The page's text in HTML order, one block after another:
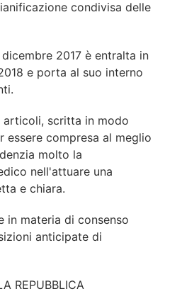
condivisa delle
2017 è entralta in
e porta al suo interno
articoli, scritta in modo
essere compresa al meglio
molto la
nell'attuare una
e chiara.
in materia di consenso
anticipate di
REPUBBLICA